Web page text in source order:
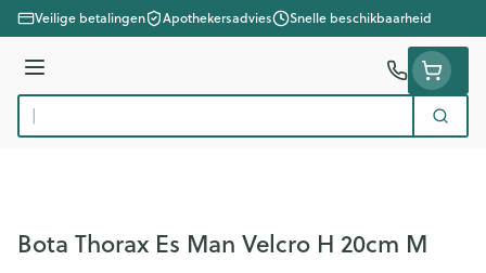
Ga naar de inhoud
Veilige betalingen Apothekersadvies Snelle beschikbaarheid
Menu
Product, merk, categorie...
Zoek
Bota Thorax Es Man Velcro H 20cm M